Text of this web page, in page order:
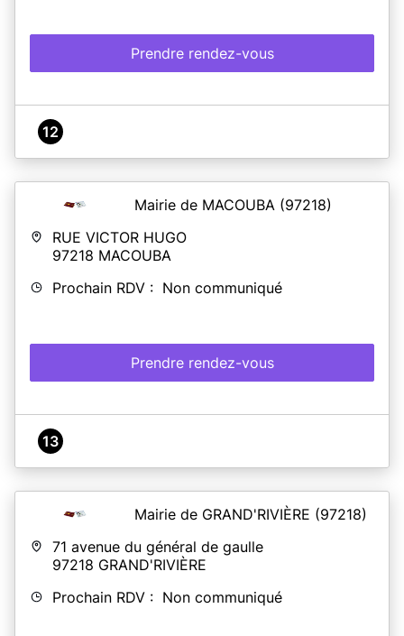
Prendre rendez-vous
12
Mairie de MACOUBA (97218)
RUE VICTOR HUGO
97218 MACOUBA
Prochain RDV : Non communiqué
Prendre rendez-vous
13
Mairie de GRAND'RIVIÈRE (97218)
71 avenue du général de gaulle
97218 GRAND'RIVIÈRE
Prochain RDV : Non communiqué